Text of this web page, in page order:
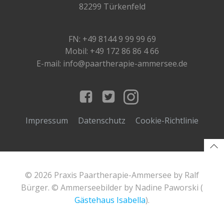
82299 Türkenfeld
FN: +49 8144 9 99 99 69
Mobil: +49 172 86 86 4 66
E-mail: info@paartherapie-ammersee.de
Impressum Datenschutz Cookie-Richtlinie
© 2026 Praxis Paartherapie-Ammersee by Ralf
Bürger. © Ammerseebilder by Nadine Paworski (
Gästehaus Isabella).